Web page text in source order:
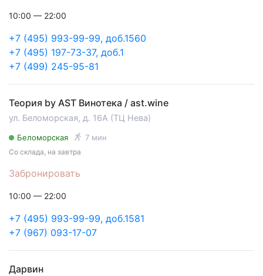
+7 (495) 993-99-99, доб.1560
+7 (495) 197-73-37, доб.1
+7 (499) 245-95-81
10:00 — 22:00
Теория by AST Винотека / ast.wine
ул. Беломорская, д. 16А (ТЦ Нева)
Беломорская 7 мин
Забронировать
Со склада, на завтра
+7 (495) 993-99-99, доб.1581
+7 (967) 093-17-07
10:00 — 22:00
Дарвин